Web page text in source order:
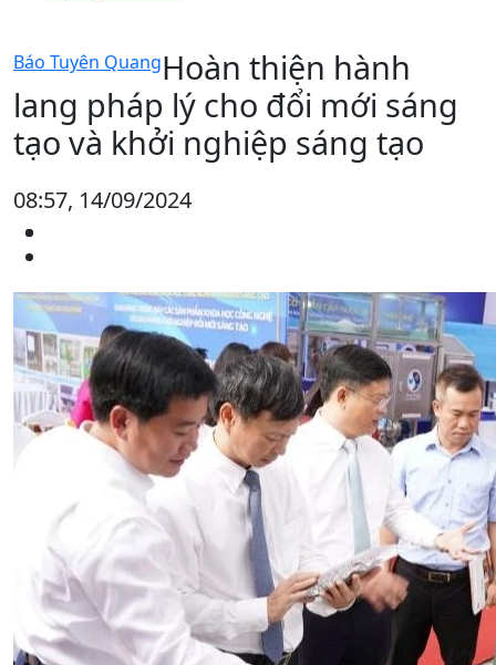
Báo Tuyên QuangHoàn thiện hành
lang pháp lý cho đổi mới sáng
tạo và khởi nghiệp sáng tạo
08:57, 14/09/2024